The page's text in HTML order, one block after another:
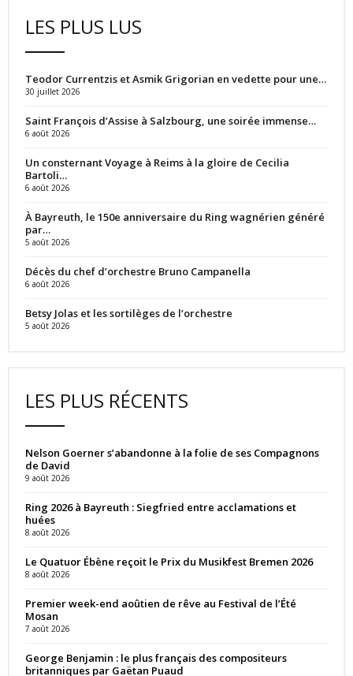
LES PLUS LUS
Teodor Currentzis et Asmik Grigorian en vedette pour une…
30 juillet 2026
Saint François d’Assise à Salzbourg, une soirée immense…
6 août 2026
Un consternant Voyage à Reims à la gloire de Cecilia
Bartoli…
6 août 2026
À Bayreuth, le 150e anniversaire du Ring wagnérien généré
par…
5 août 2026
Décès du chef d’orchestre Bruno Campanella
6 août 2026
Betsy Jolas et les sortilèges de l’orchestre
5 août 2026
LES PLUS RÉCENTS
Nelson Goerner s’abandonne à la folie de ses Compagnons
de David
9 août 2026
Ring 2026 à Bayreuth : Siegfried entre acclamations et
huées
8 août 2026
Le Quatuor Ébène reçoit le Prix du Musikfest Bremen 2026
8 août 2026
Premier week-end aoûtien de rêve au Festival de l’Été
Mosan
7 août 2026
George Benjamin : le plus français des compositeurs
britanniques par Gaëtan Puaud